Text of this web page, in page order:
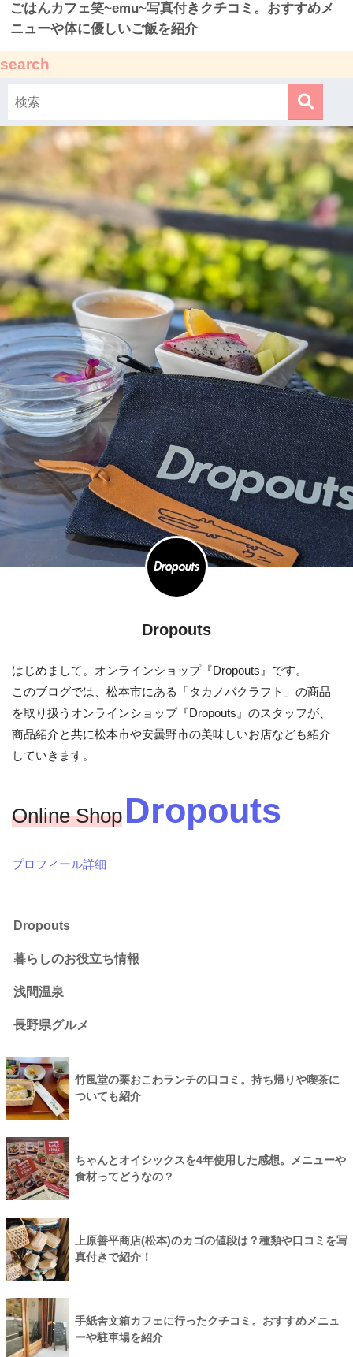
ごはんカフェ笑~emu~写真付きクチコミ。おすすめメ
ニューや体に優しいご飯を紹介
search
Dropouts
はじめまして。オンラインショップ『Dropouts』です。
このブログでは、松本市にある「タカノバクラフト」の商品
を取り扱うオンラインショップ『Dropouts』のスタッフが、
商品紹介と共に松本市や安曇野市の美味しいお店なども紹介
していきます。
Online Shop Dropouts
プロフィール詳細
Dropouts
暮らしのお役立ち情報
浅間温泉
長野県グルメ
竹風堂の栗おこわランチの口コミ。持ち帰りや喫茶に
ついても紹介
ちゃんとオイシックスを4年使用した感想。メニューや
食材ってどうなの？
上原善平商店(松本)のカゴの値段は？種類や口コミを写
真付きで紹介！
手紙舎文箱カフェに行ったクチコミ。おすすめメニュ
ーや駐車場を紹介